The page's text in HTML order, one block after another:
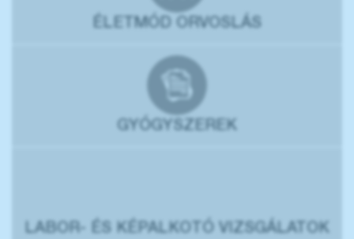
ÉLETMÓD ORVOSLÁS
GYÓGYSZEREK
LABOR- ÉS KÉPALKOTÓ VIZSGÁLATOK